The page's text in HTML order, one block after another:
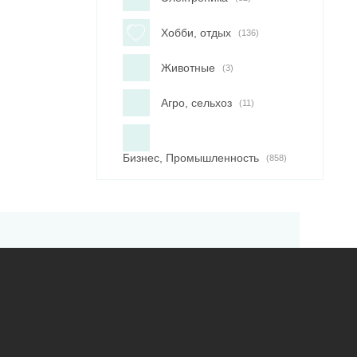
Хобби, отдых (136)
Животные (3)
Агро, сельхоз (11)
Бизнес, Промышленность (858)